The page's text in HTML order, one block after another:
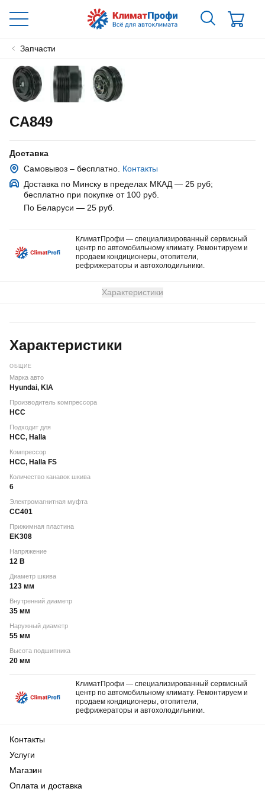
Запчасти
CA849
Доставка
Самовывоз – бесплатно. Контакты
Доставка по Минску в пределах МКАД — 25 руб;
бесплатно при покупке от 100 руб.
По Беларуси — 25 руб
КлиматПрофи — специализированный сервисный
центр по автомобильному климату. Ремонтируем и
продаем кондиционеры, отопители,
рефрижераторы и автохолодильники.
Характеристики
Характеристики
ОБЩИЕ
Марка авто
Hyundai, KIA
Производитель компрессора
HCC
Подходит для
HCC, Halla
Компрессор
HCC, Halla FS
Количество канавок шкива
6
Электромагнитная муфта
CC401
Прижимная пластина
EK308
Напряжение
12 В
Диаметр шкива
123 мм
Внутренний диаметр
35 мм
Наружный диаметр
55 мм
Высота подшипника
20 мм
КлиматПрофи — специализированный сервисный
центр по автомобильному климату. Ремонтируем и
продаем кондиционеры, отопители,
рефрижераторы и автохолодильники.
Контакты
Услуги
Магазин
Оплата и доставка